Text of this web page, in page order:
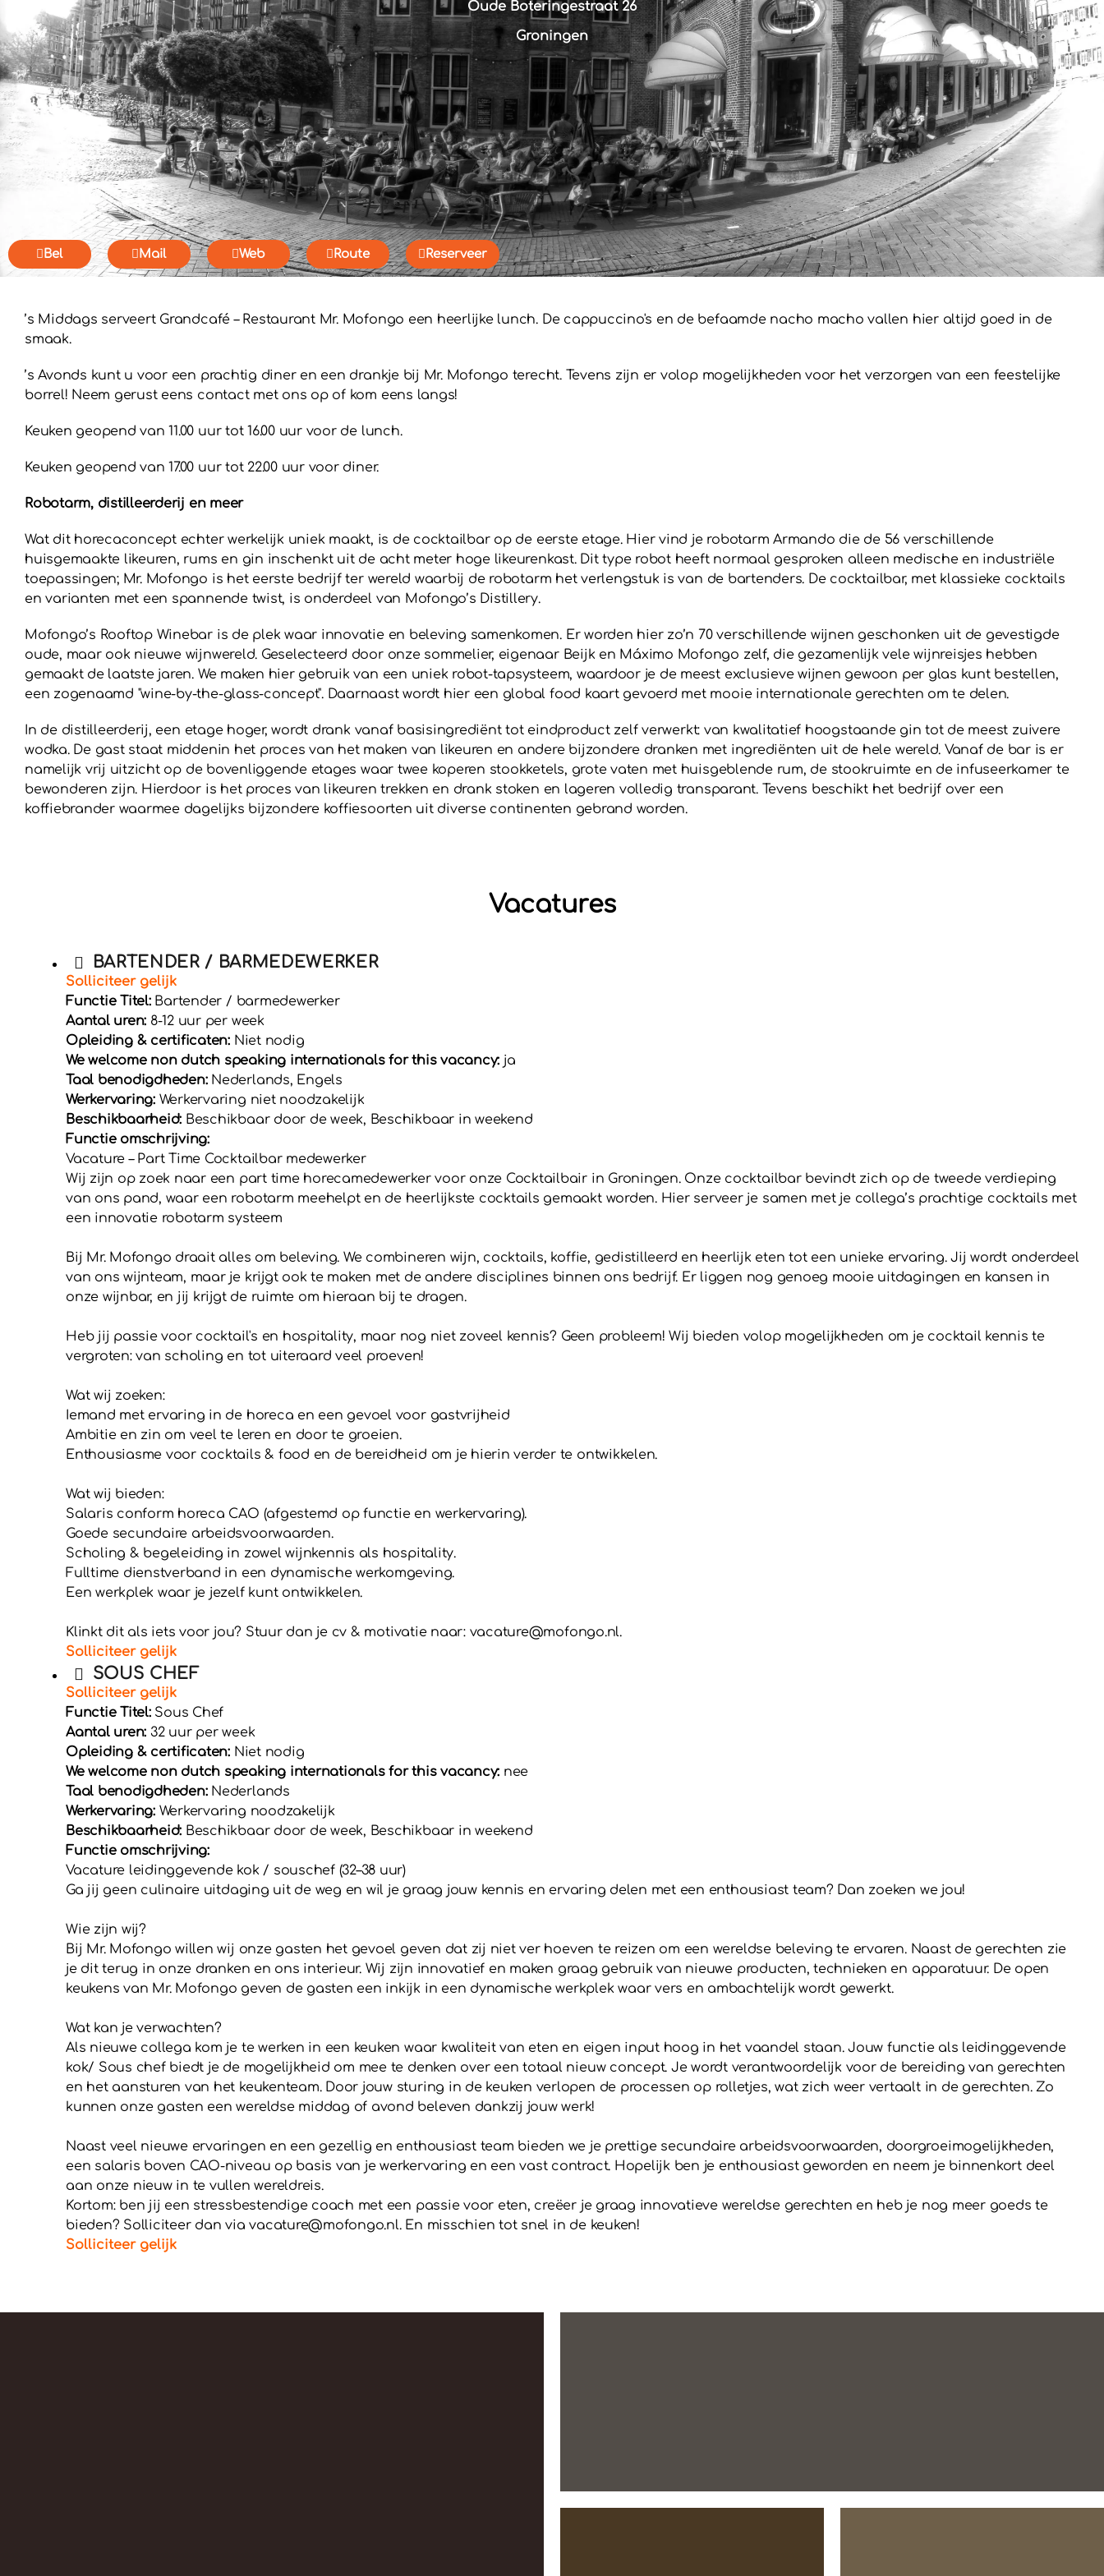
Oude Boteringestraat 26
Groningen
Bel Mail Web Route Reserveer
’s Middags serveert Grandcafé – Restaurant Mr. Mofongo een heerlijke lunch. De cappuccino's en de befaamde nacho macho vallen hier altijd goed in de
smaak.
’s Avonds kunt u voor een prachtig diner en een drankje bij Mr. Mofongo terecht. Tevens zijn er volop mogelijkheden voor het verzorgen van een feestelijke
borrel! Neem gerust eens contact met ons op of kom eens langs!
Keuken geopend van 11.00 uur tot 16.00 uur voor de lunch.
Keuken geopend van 17.00 uur tot 22.00 uur voor diner.
Robotarm, distilleerderij en meer
Wat dit horecaconcept echter werkelijk uniek maakt, is de cocktailbar op de eerste etage. Hier vind je robotarm Armando die de 56 verschillende
huisgemaakte likeuren, rums en gin inschenkt uit de acht meter hoge likeurenkast. Dit type robot heeft normaal gesproken alleen medische en industriële
toepassingen; Mr. Mofongo is het eerste bedrijf ter wereld waarbij de robotarm het verlengstuk is van de bartenders. De cocktailbar, met klassieke cocktails
en varianten met een spannende twist, is onderdeel van Mofongo’s Distillery.
Mofongo’s Rooftop Winebar is de plek waar innovatie en beleving samenkomen. Er worden hier zo’n 70 verschillende wijnen geschonken uit de gevestigde
oude, maar ook nieuwe wijnwereld. Geselecteerd door onze sommelier, eigenaar Beijk en Máximo Mofongo zelf, die gezamenlijk vele wijnreisjes hebben
gemaakt de laatste jaren. We maken hier gebruik van een uniek robot-tapsysteem, waardoor je de meest exclusieve wijnen gewoon per glas kunt bestellen,
een zogenaamd "wine-by-the-glass-concept". Daarnaast wordt hier een global food kaart gevoerd met mooie internationale gerechten om te delen.
In de distilleerderij, een etage hoger, wordt drank vanaf basisingrediënt tot eindproduct zelf verwerkt: van kwalitatief hoogstaande gin tot de meest zuivere
wodka. De gast staat middenin het proces van het maken van likeuren en andere bijzondere dranken met ingrediënten uit de hele wereld. Vanaf de bar is er
namelijk vrij uitzicht op de bovenliggende etages waar twee koperen stookketels, grote vaten met huisgeblende rum, de stookruimte en de infuseerkamer te
bewonderen zijn. Hierdoor is het proces van likeuren trekken en drank stoken en lageren volledig transparant. Tevens beschikt het bedrijf over een
koffiebrander waarmee dagelijks bijzondere koffiesoorten uit diverse continenten gebrand worden.
Vacatures
BARTENDER / BARMEDEWERKER
Solliciteer gelijk
Functie Titel: Bartender / barmedewerker
Aantal uren: 8-12 uur per week
Opleiding & certificaten: Niet nodig
We welcome non dutch speaking internationals for this vacancy: ja
Taal benodigdheden:Nederlands, Engels
Werkervaring:Werkervaring niet noodzakelijk
Beschikbaarheid: Beschikbaar door de week, Beschikbaar in weekend
Functie omschrijving:
Vacature – Part Time Cocktailbar medewerker
Wij zijn op zoek naar een part time horecamedewerker voor onze Cocktailbair in Groningen. Onze cocktailbar bevindt zich op de tweede verdieping
van ons pand, waar een robotarm meehelpt en de heerlijkste cocktails gemaakt worden. Hier serveer je samen met je collega’s prachtige cocktails met
een innovatie robotarm systeem
Bij Mr. Mofongo draait alles om beleving. We combineren wijn, cocktails, koffie, gedistilleerd en heerlijk eten tot een unieke ervaring. Jij wordt onderdeel
van ons wijnteam, maar je krijgt ook te maken met de andere disciplines binnen ons bedrijf. Er liggen nog genoeg mooie uitdagingen en kansen in
onze wijnbar, en jij krijgt de ruimte om hieraan bij te dragen.
Heb jij passie voor cocktail's en hospitality, maar nog niet zoveel kennis? Geen probleem! Wij bieden volop mogelijkheden om je cocktail kennis te
vergroten: van scholing en tot uiteraard veel proeven!
Wat wij zoeken:
Iemand met ervaring in de horeca en een gevoel voor gastvrijheid
Ambitie en zin om veel te leren en door te groeien.
Enthousiasme voor cocktails & food en de bereidheid om je hierin verder te ontwikkelen.
Wat wij bieden:
Salaris conform horeca CAO (afgestemd op functie en werkervaring).
Goede secundaire arbeidsvoorwaarden.
Scholing & begeleiding in zowel wijnkennis als hospitality.
Fulltime dienstverband in een dynamische werkomgeving.
Een werkplek waar je jezelf kunt ontwikkelen.
Klinkt dit als iets voor jou? Stuur dan je cv & motivatie naar: vacature@mofongo.nl.
Solliciteer gelijk
SOUS CHEF
Solliciteer gelijk
Functie Titel: Sous Chef
Aantal uren: 32 uur per week
Opleiding & certificaten: Niet nodig
We welcome non dutch speaking internationals for this vacancy: nee
Taal benodigdheden:Nederlands
Werkervaring:Werkervaring noodzakelijk
Beschikbaarheid: Beschikbaar door de week, Beschikbaar in weekend
Functie omschrijving:
Vacature leidinggevende kok / souschef (32–38 uur)
Ga jij geen culinaire uitdaging uit de weg en wil je graag jouw kennis en ervaring delen met een enthousiast team? Dan zoeken we jou!
Wie zijn wij?
Bij Mr. Mofongo willen wij onze gasten het gevoel geven dat zij niet ver hoeven te reizen om een wereldse beleving te ervaren. Naast de gerechten zie
je dit terug in onze dranken en ons interieur. Wij zijn innovatief en maken graag gebruik van nieuwe producten, technieken en apparatuur. De open
keukens van Mr. Mofongo geven de gasten een inkijk in een dynamische werkplek waar vers en ambachtelijk wordt gewerkt.
Wat kan je verwachten?
Als nieuwe collega kom je te werken in een keuken waar kwaliteit van eten en eigen input hoog in het vaandel staan. Jouw functie als leidinggevende
kok/ Sous chef biedt je de mogelijkheid om mee te denken over een totaal nieuw concept. Je wordt verantwoordelijk voor de bereiding van gerechten
en het aansturen van het keukenteam. Door jouw sturing in de keuken verlopen de processen op rolletjes, wat zich weer vertaalt in de gerechten. Zo
kunnen onze gasten een wereldse middag of avond beleven dankzij jouw werk!
Naast veel nieuwe ervaringen en een gezellig en enthousiast team bieden we je prettige secundaire arbeidsvoorwaarden, doorgroeimogelijkheden,
een salaris boven CAO-niveau op basis van je werkervaring en een vast contract. Hopelijk ben je enthousiast geworden en neem je binnenkort deel
aan onze nieuw in te vullen wereldreis.
Kortom: ben jij een stressbestendige coach met een passie voor eten, creëer je graag innovatieve wereldse gerechten en heb je nog meer goeds te
bieden? Solliciteer dan via vacature@mofongo.nl. En misschien tot snel in de keuken!
Solliciteer gelijk